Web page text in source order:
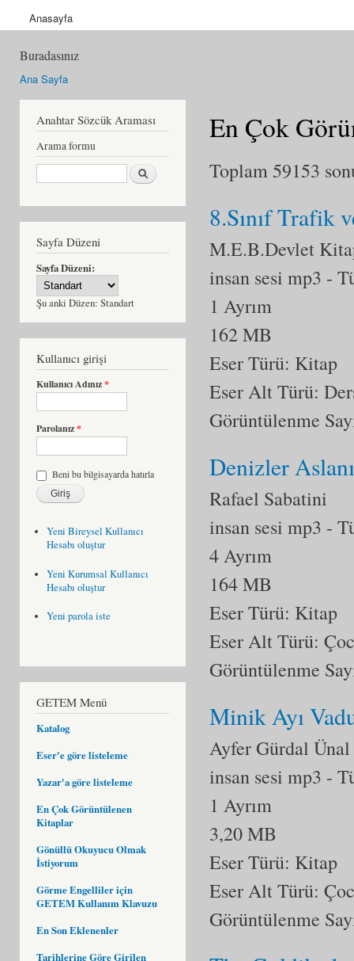
Anasayfa
Buradasınız
Ana Sayfa
Anahtar Sözcük Araması
Arama formu
Ara
Sayfa Düzeni
Sayfa Düzeni:
Şu anki Düzen: Standart
Kullanıcı girişi
Kullanıcı Adınız*
Parolanız*
Beni bu bilgisayarda hatırla
Yeni Bireysel Kullanıcı
Hesabı oluştur
Yeni Kurumsal Kullanıcı
Hesabı oluştur
Yeni parola iste
GETEM Menü
Katalog
Eser'e göre listeleme
Yazar'a göre listeleme
En Çok Görüntülenen
Kitaplar
Gönüllü Okuyucu Olmak
İstiyorum
Görme Engelliler için
GETEM Kullanım Klavuzu
En Son Eklenenler
Tarihlerine Göre Girilen
En Çok
Toplam 59153
8.Sınıf Trafik
M.E.B.Devlet
insan sesi mp3 -
1 Ayrım
162 MB
Eser Türü: Kitap
Eser Alt Türü:
Görüntülenme
Denizler Aslanı
Rafael Sabatini
insan sesi mp3 -
4 Ayrım
164 MB
Eser Türü: Kitap
Eser Alt Türü:
Görüntülenme
Minik Ayı
Ayfer Gürdal Ünal
insan sesi mp3 -
1 Ayrım
3,20 MB
Eser Türü: Kitap
Eser Alt Türü:
Görüntülenme